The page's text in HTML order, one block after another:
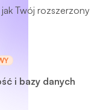
Twój rozszerzony
i bazy danych